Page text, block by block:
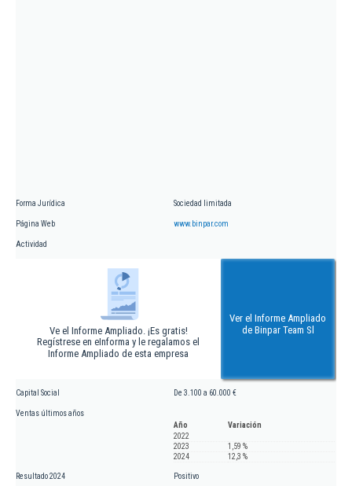
Forma Jurídica Sociedad limitada
Página Web www.binpar.com
Actividad
Ve el Informe Ampliado. ¡Es gratis!
Regístrese en eInforma y le regalamos el
Informe Ampliado de esta empresa
Ver el Informe Ampliado
de Binpar Team Sl
Capital Social De 3.100 a 60.000 €
Ventas últimos años
Año
Variación
2022
2023
1,59 %
2024
12,3 %
Resultado 2024 Positivo